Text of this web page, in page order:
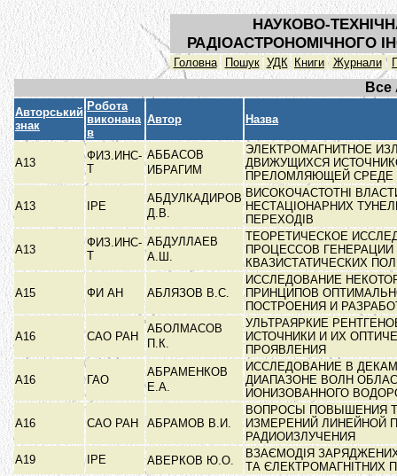
НАУКОВО-
РАДІОАСТРОНОМІЧНОГО
Головна Пошук УДК Книги Журнали
Все
Авторський
знак
Робота
виконана
в
Автор Назва
А13
ФИЗ.ИНС-
Т
АББАСОВ
ИБРАГИМ
ЭЛЕКТРОМАГНИТНОЕ
ДВИЖУЩИХСЯ
ПРЕЛОМЛЯЮЩЕЙ СРЕДЕ
А13 ІРЕ
АБДУЛКАДИРОВ
Д.В.
ВИСОКОЧАСТОТНІ
НЕСТАЦІОНАРНИХ
ПЕРЕХОДІВ
А13
ФИЗ.ИНС-
Т
АБДУЛЛАЕВ
А.Ш.
ТЕОРЕТИЧЕСКОЕ
ПРОЦЕССОВ ГЕНЕРАЦИИ
КВАЗИСТАТИЧЕСКИХ
А15 ФИ АН АБЛЯЗОВ В.С.
ИССЛЕДОВАНИЕ
ПРИНЦИПОВ
ПОСТРОЕНИЯ И
А16 САО РАН
АБОЛМАСОВ
П.К.
УЛЬТРАЯРКИЕ
ИСТОЧНИКИ И ИХ
ПРОЯВЛЕНИЯ
А16 ГАО
АБРАМЕНКОВ
Е.А.
ИССЛЕДОВАНИЕ В
ДИАПАЗОНЕ ВОЛН
ИОНИЗОВАННОГО
А16 САО РАН АБРАМОВ В.И.
ВОПРОСЫ ПОВЫШЕНИЯ
ИЗМЕРЕНИЙ ЛИНЕЙНОЙ
РАДИОИЗЛУЧЕНИЯ
А19
ІРЕ АВЕРКОВ Ю.О.
ВЗАЄМОДІЯ
ТА ЄЛЕКТРОМАГНІТНИХ